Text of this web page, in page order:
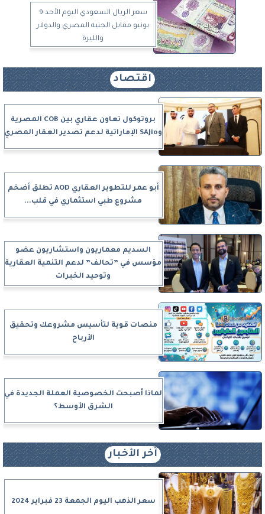
سعر الريال السعودي اليوم الأحد 9
يونيو مقابل الجنيه المصري والدولار
والليرة
اقتصاد
بروتوكول تعاون عقاري بين COB المصرية
وSAJio الإماراتية لدعم تصدير العقار المصري
أبو عمر للتطوير العقاري AOD تطلق أضخم
مشروع طبي استثماري في قلب...
السديم معماريون واستشاريون عضو
مؤسس في ”تحالف” لدعم التنمية العقارية
وتوحيد الخبرات
منصات قوية لتأسيس مشروعك وتحقيق
الأرباح
لماذا أصبحت الخصوصية العملة الجديدة في
الشرق الأوسط؟
آخر الأخبار
سعر الذهب اليوم الجمعة 23 فبراير 2024